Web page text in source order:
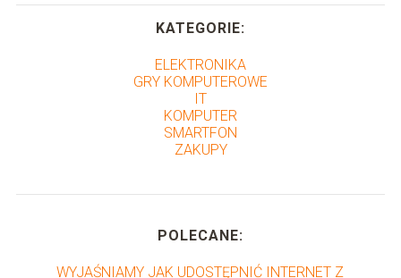
KATEGORIE:
ELEKTRONIKA
GRY KOMPUTEROWE
IT
KOMPUTER
SMARTFON
ZAKUPY
POLECANE:
WYJAŚNIAMY JAK UDOSTĘPNIĆ INTERNET Z